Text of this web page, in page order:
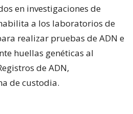
en investigaciones de
a los laboratorios de
realizar pruebas de ADN e
huellas genéticas al
de ADN,
de custodia.